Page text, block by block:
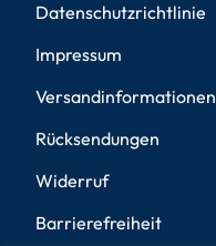
Datenschutzrichtlinie
Impressum
Versandinformationen
Rücksendungen
Widerruf
Barrierefreiheit